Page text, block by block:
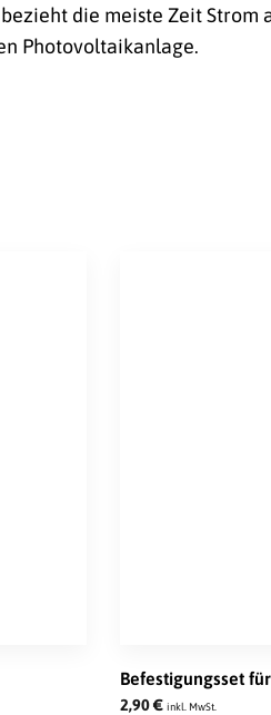
die meiste Zeit Strom
Photovoltaikanlage.
Befestigungsset
2,90€ inkl. MwSt.